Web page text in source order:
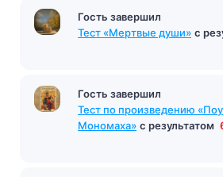
Гость завершил
Тест «Мертвые души» с
Гость завершил
Тест по произведению
Мономаха» с результатом